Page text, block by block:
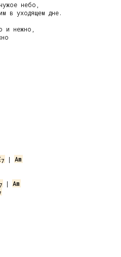
небо,
в уходящем дне.
7 | Am
| Am